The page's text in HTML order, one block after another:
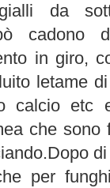
da
in giro,
letame
calcio etc
che
per